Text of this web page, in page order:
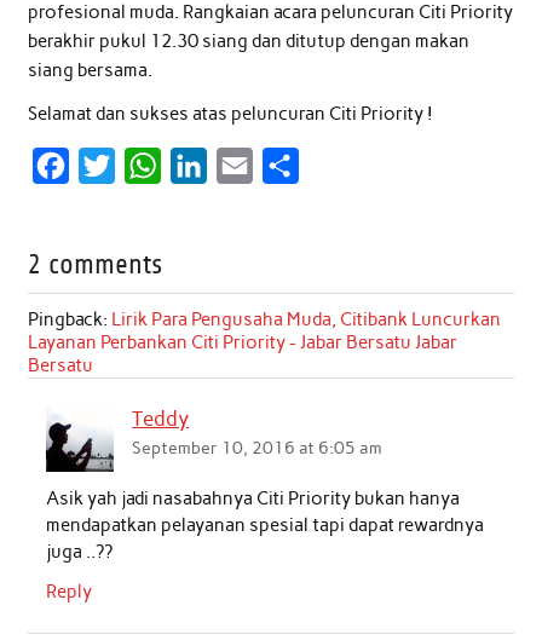
profesional muda. Rangkaian acara peluncuran Citi Priority
berakhir pukul 12.30 siang dan ditutup dengan makan
siang bersama.
Selamat dan sukses atas peluncuran Citi Priority !
e
b
o
o
k
t
t
e
r
W
t
s
A
p
p
e
d
I
l
e
2 comments
Pingback: Lirik Para Pengusaha Muda, Citibank Luncurkan
Layanan Perbankan Citi Priority - Jabar Bersatu Jabar
Bersatu
Teddy
September 10, 2016 at 6:05 am
Asik yah jadi nasabahnya Citi Priority bukan hanya
mendapatkan pelayanan spesial tapi dapat rewardnya
juga ..??
Reply